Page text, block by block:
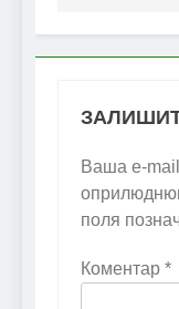
Ваша e-
поля
Коментар *